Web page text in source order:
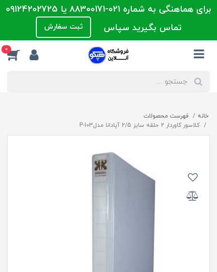
برای هماهنگی به شماره 021-88300171 یا 09124202725
تماس بگیرید سپاس
ثبت سفارش
0
خانه
فهرست محصولات
کلاسور کاوردار 2 حلقه سایز 2/5 آپادانا مدلP-103